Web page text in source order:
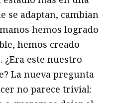
se adaptan, cambian
hemos logrado
hemos creado
¿Era este nuestro
La nueva pregunta
no parece trivial: